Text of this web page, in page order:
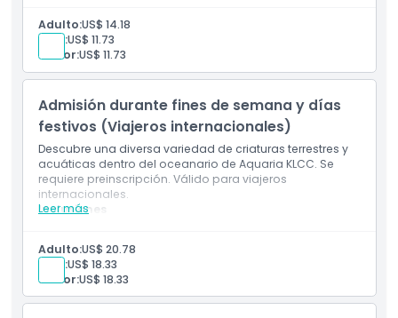
Acceso a todas las áreas temáticas y exhibiciones
interactivas
Entrada al túnel submarino y sesiones de
alimentación (sujeto a horario)
Válido para ciudadanos malayos los fines de
Boleto electrónico móvil (se requiere preinscripción)
Adulto:US$ 14.18
Niño:US$ 11.73
Senior:US$ 11.73
Admisión durante fines de semana y días
festivos (Viajeros internacionales)
Descubre una diversa variedad de criaturas terrestres y
acuáticas dentro del oceanario de Aquaria KLCC. Se
requiere preinscripción. Válido para viajeros
internacionales.
Leer más
Inclusiones
Acceso a todas las exhibiciones de criaturas
marinas y terrestres
Entrada al túnel submarino y exhibiciones
interactivas
Válido para viajeros internacionales los fines de
Adulto:US$ 20.78
Niño:US$ 18.33
Senior:US$ 18.33